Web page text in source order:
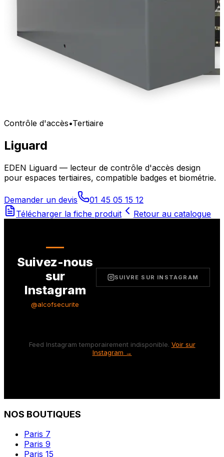
Contrôle d'accès•Tertiaire
Liguard
EDEN Liguard — lecteur de contrôle d'accès design
pour espaces tertiaires, compatible badges et biométrie.
Demander un devis
01 45 05 15 12
Télécharger la fiche produit
Retour au catalogue
Suivez-nous
sur
Instagram
@alcofsecurite
SUIVRE SUR INSTAGRAM
Feed Instagram temporairement indisponible. Voir sur
Instagram →
NOS BOUTIQUES
Paris 7
Paris 9
Paris 15